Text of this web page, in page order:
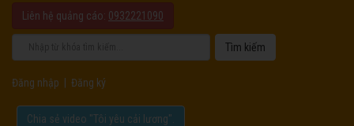
Liên hệ quảng cáo: 0932221090
Đăng nhập Đăng ký
Chia sẻ video "Tôi yêu cải lương".